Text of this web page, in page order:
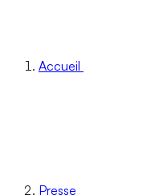
Accueil
Presse